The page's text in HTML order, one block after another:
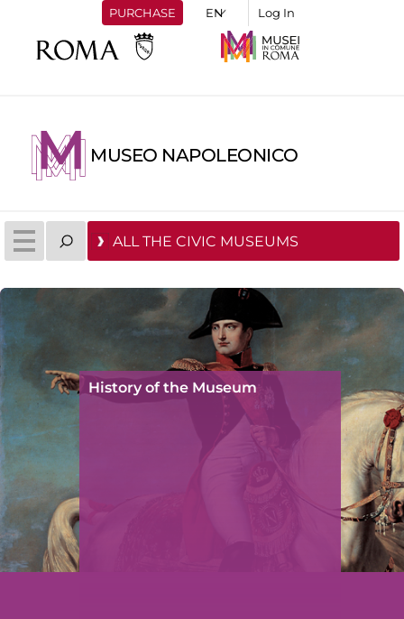
PURCHASE Log In
MUSEO NAPOLEONICO
ALL THE CIVIC MUSEUMS
History of the Museum